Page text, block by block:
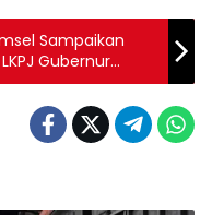
Sampaikan
Gubernur